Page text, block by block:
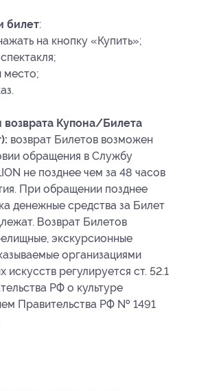
билет:
на кнопку «Купить»;
место;
Купона/Билета
возврат Билетов возможен
обращения в Службу
не позднее чем за 48 часов
При обращении позднее
денежные средства за Билет
Возврат Билетов
экскурсионные
организациями
искусств регулируется ст. 52.1
РФ о культуре
Правительства РФ № 1491